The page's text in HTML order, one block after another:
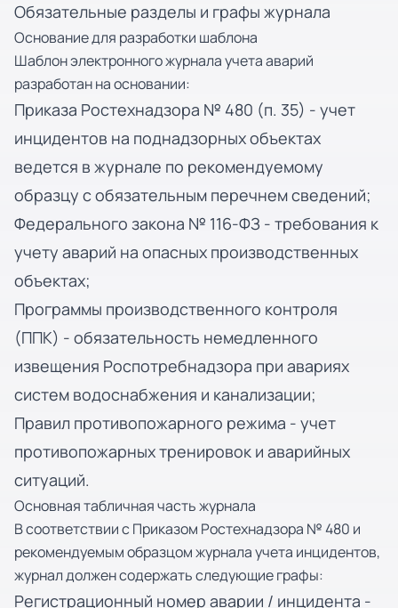
Обязательные разделы и графы журнала
Основание для разработки шаблона
Шаблон электронного журнала учета аварий
разработан на основании:
Приказа Ростехнадзора № 480 (п. 35) - учет
инцидентов на поднадзорных объектах
ведется в журнале по рекомендуемому
образцу с обязательным перечнем сведений;
Федерального закона № 116-ФЗ - требования к
учету аварий на опасных производственных
объектах;
Программы производственного контроля
(ППК) - обязательность немедленного
извещения Роспотребнадзора при авариях
систем водоснабжения и канализации;
Правил противопожарного режима - учет
противопожарных тренировок и аварийных
ситуаций.
Основная табличная часть журнала
В соответствии с Приказом Ростехнадзора № 480 и
рекомендуемым образцом журнала учета инцидентов,
журнал должен содержать следующие графы:
Регистрационный номер аварии / инцидента -